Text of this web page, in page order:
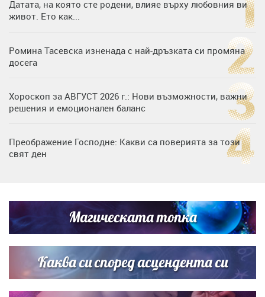
Датата, на която сте родени, влияе върху любовния ви
живот. Ето как...
Ромина Тасевска изненада с най-дръзката си промяна
досега
Хороскоп за АВГУСТ 2026 г.: Нови възможности, важни
решения и емоционален баланс
Преображение Господне: Какви са поверията за този
свят ден
си деца на семейна морска приказка
Звездна ваканция в Майорка: Дженифър Анистън,
Кортни Кокс и Джим Къртис заедно на яхта
Магическата топка
Каква си според асцендента си